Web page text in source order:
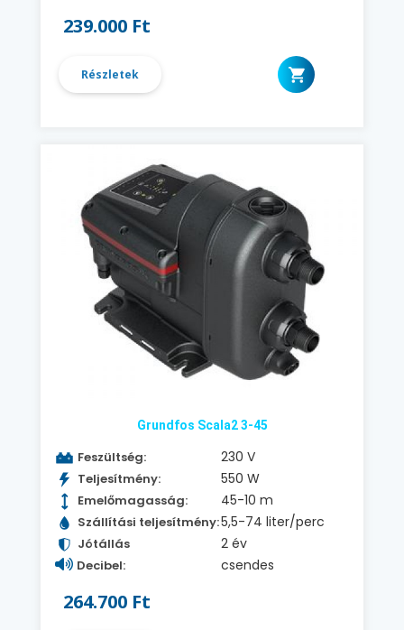
239.000 Ft
Részletek
Grundfos Scala2 3-45
Feszültség: 230 V
Teljesítmény: 550 W
Emelőmagasság: 45-10 m
Szállítási teljesítmény:5,5-74 liter/perc
Jótállás 2 év
Decibel: csendes
264.700 Ft